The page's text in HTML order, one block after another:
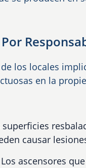
los locales
en la
causar
ascensores